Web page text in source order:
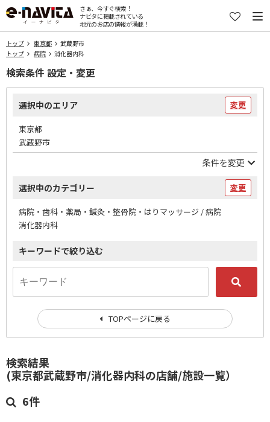
さぁ、今すぐ検索！
ナビタに掲載されている
地元のお店の情報が満載！
トップ 東京都
武蔵野市
トップ
病院 消化器内科
検索結果
(東京都武蔵野市/消化器内科の店舗/施設一覧）
6件
検索条件 設定・変更
選択中のエリア 変更
東京都
武蔵野市
条件を変更
選択中のカテゴリー 変更
病院・歯科・薬局・鍼灸・整骨院・はりマッサージ / 病院
消化器内科
キーワードで絞り込む
TOPページに戻る